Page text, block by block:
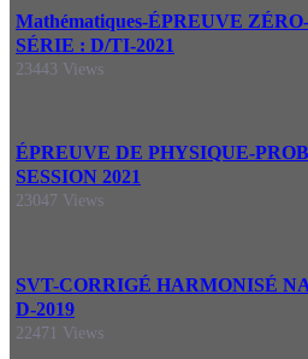
Mathématiques-ÉPREUVE
SÉRIE : D/TI-2021
23443 Views
ÉPREUVE DE PHYSIQUE-
SESSION 2021
23047 Views
SVT-CORRIGÉ HARMONISÉ
D-2019
22471 Views